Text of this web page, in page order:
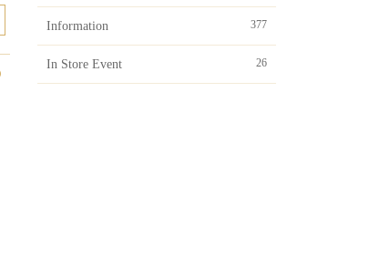
Information 377
In Store Event 26